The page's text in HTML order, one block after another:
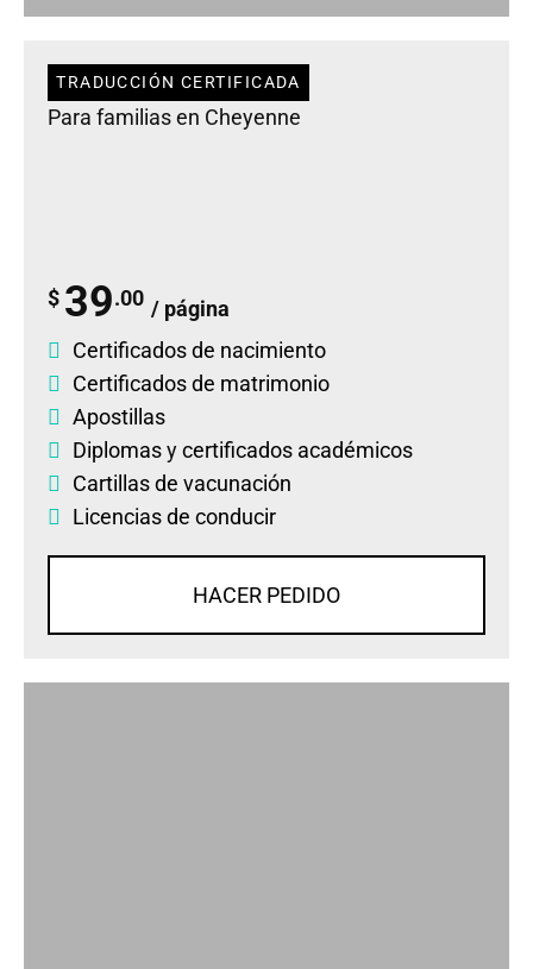
TRADUCCIÓN CERTIFICADA
Para familias en Cheyenne
$ 39.00 / página
Certificados de nacimiento
Certificados de matrimonio
Apostillas
Diplomasycertificados académicos
Cartillas de vacunación
Licencias de conducir
HACER PEDIDO